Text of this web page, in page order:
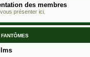
des membres
présenter ici.